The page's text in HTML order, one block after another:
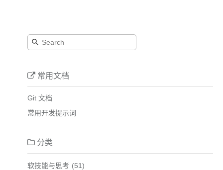
常用文档
Git 文档
常用开发提示词
分类
软技能与思考
51